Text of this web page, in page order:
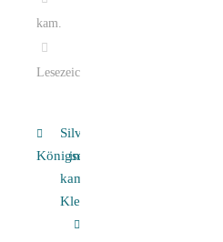
kam.
Lesezeichen
Königsetappe
Silvester
in
kambodschanischer
Kleinstadt